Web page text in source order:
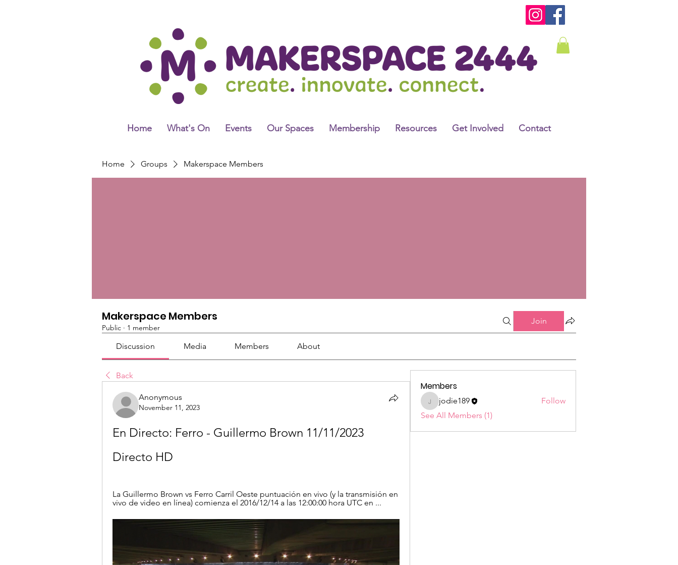
Home What's On Events Our Spaces Membership Resources Get Involved Contact
Home Groups Makerspace Members
Makerspace Members
Public · 1 member
Join
Discussion Media Members About
Back
Anonymous
November 11, 2023
En Directo: Ferro - Guillermo Brown 11/11/2023
Directo HD
La Guillermo Brown vs Ferro Carril Oeste puntuación en vivo (y la transmisión en
vivo de video en línea) comienza el 2016/12/14 a las 12:00:00 hora UTC en ...
Members
jodie189
jodie189
Follow
See All Members (1)